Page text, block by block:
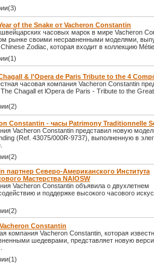
of the Snake от Vacheron Constantin
часовых марок в мире Vacheron
рынке своими несравненными моделями,
Zodiac, которая входит в коллекцию
& l'Opera de Paris Tribute to the 4
часовая компания Vacheron Constantin
Chagall et lOpera de Paris - Tribute to the
Constantin - часы Patrimony Traditionnelle
Vacheron Constantin представил новую
(Ref. 43075/000R-9737), выполненную в
партнер Северо-Американского Института
Мастерства NAIOSW
Vacheron Constantin объявила о двухлетнем
и поддержке высокого часового
Constantin
компания Vacheron Constantin, которая
шедеврами, представляет новую